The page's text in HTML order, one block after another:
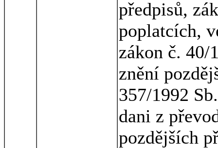
předpisů,
poplatcích,
zákon č. 40/
znění
357/1992
dani z
pozdějších